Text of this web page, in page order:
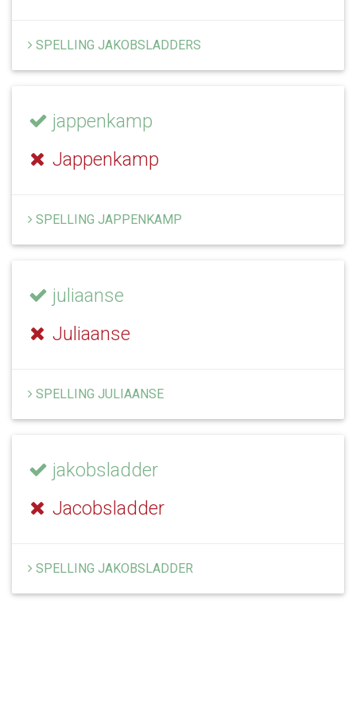
SPELLING JAKOBSLADDERS
jappenkamp
Jappenkamp
SPELLING JAPPENKAMP
juliaanse
Juliaanse
SPELLING JULIAANSE
jakobsladder
Jacobsladder
SPELLING JAKOBSLADDER